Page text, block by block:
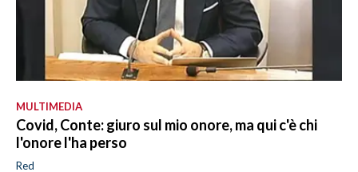
MULTIMEDIA
Covid, Conte: giuro sul mio onore, ma qui c'è chi
l'onore l'ha perso
Red